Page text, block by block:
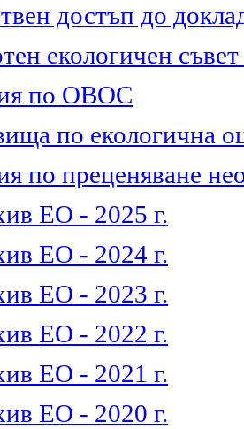
достъп до
екологичен
по ОВОС
по екологична
по преценяване
ЕО - 2025 г.
ЕО - 2024 г.
ЕО - 2023 г.
ЕО - 2022 г.
ЕО - 2021 г.
ЕО - 2020 г.